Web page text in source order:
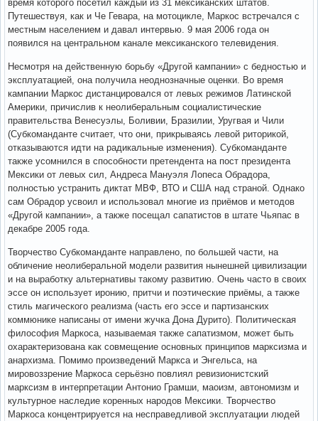
время которого посетил каждый из 31 мексиканских штатов.
Путешествуя, как и Че Гевара, на мотоцикле, Маркос встречался с
местным населением и давал интервью. 9 мая 2006 года он
появился на центральном канале мексиканского телевидения.
Несмотря на действенную борьбу «Другой кампании» с бедностью и
эксплуатацией, она получила неоднозначные оценки. Во время
кампании Маркос дистанцировался от левых режимов Латинской
Америки, причислив к неолиберальным социалистические
правительства Венесуэлы, Боливии, Бразилии, Уругвая и Чили
(Субкоманданте считает, что они, прикрываясь левой риторикой,
отказываются идти на радикальные изменения). Субкоманданте
также усомнился в способности претендента на пост президента
Мексики от левых сил, Андреса Мануэля Лопеса Обрадора,
полностью устранить диктат МВФ, ВТО и США над страной. Однако
сам Обрадор усвоил и использовал многие из приёмов и методов
«Другой кампании», а также посещал сапатистов в штате Чьяпас в
декабре 2005 года.
Творчество Субкоманданте направлено, по большей части, на
обличение неолиберальной модели развития нынешней цивилизации
и на выработку альтернативы такому развитию. Очень часто в своих
эссе он использует иронию, притчи и поэтические приёмы, а также
стиль магического реализма (часть его эссе и партизанских
коммюнике написаны от имени жучка Дона Дурито). Политическая
философия Маркоса, называемая также сапатизмом, может быть
охарактеризована как совмещение основных принципов марксизма и
анархизма. Помимо произведений Маркса и Энгельса, на
мировоззрение Маркоса серьёзно повлиял ревизионистский
марксизм в интерпретации Антонио Грамши, маоизм, автономизм и
культурное наследие коренных народов Мексики. Творчество
Маркоса концентрируется на несправедливой эксплуатации людей